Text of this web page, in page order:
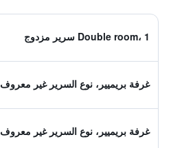
Double room، 1 سرير مزدوج
غرفة بريميير، نوع السرير غير معروف
غرفة بريميير، نوع السرير غير معروف